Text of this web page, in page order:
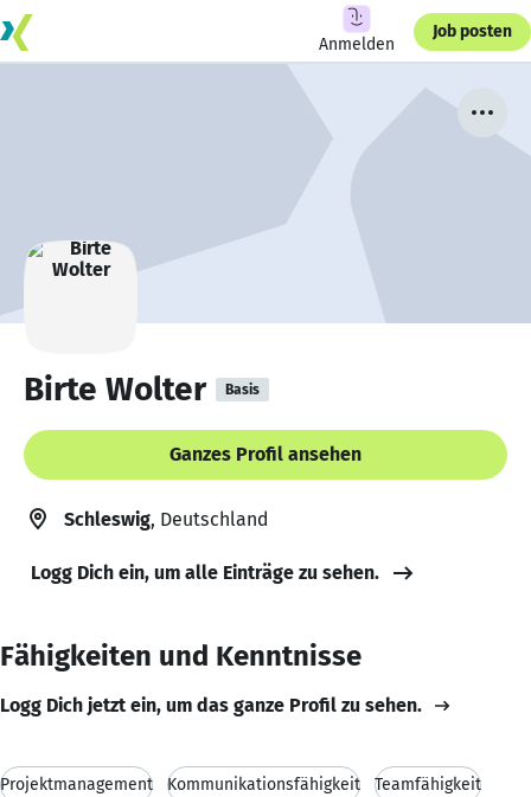
Anmelden
Job posten
Birte Wolter Basis
Ganzes Profil ansehen
Schleswig, Deutschland
Logg Dich ein, um alle Einträge zu sehen.
Fähigkeiten und Kenntnisse
Logg Dich jetzt ein, um das ganze Profil zu sehen.
Projektmanagement Kommunikationsfähigkeit Teamfähigkeit